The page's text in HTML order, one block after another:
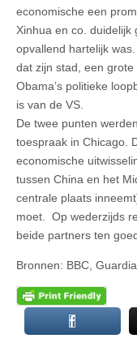
economische een
Xinhua en co.
opvallend hartelijk
dat zijn stad, een
Obama’s politieke
is van de VS.
De twee punten
toespraak in Chicago.
economische
tussen China en het
centrale plaats
moet. Op wederzijds
beide partners ten
Bronnen: BBC,